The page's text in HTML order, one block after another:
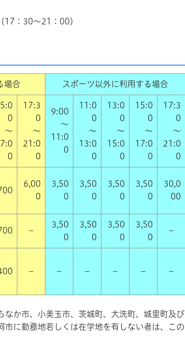
17：30～21：00）
場合 スポーツ以外に利用する場合
0
～
0
17:3
0
～
21:0
0
9:00
～
11:0
0
11:0
0
～
13:0
0
13:0
0
～
15:0
0
15:0
0
～
17:0
0
17:3
0
～
21:0
0
6,00
0
3,50
0
3,50
0
3,50
0
3,50
0
30,0
00
－
3,50
0
3,50
0
3,50
0
3,50
0
－
－ － － － － －
か市、小美玉市、茨城町、大洗町、城里町及び
市に勤務地若しくは在学地を有しない者は、この